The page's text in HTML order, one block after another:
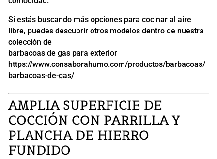
Si estás buscando más opciones para cocinar al aire
libre, puedes descubrir otros modelos dentro de nuestra
colección de
barbacoas de gas para exterior
https://www.consaborahumo.com/productos/barbacoas/
barbacoas-de-gas/
AMPLIA SUPERFICIE DE
COCCIÓN CON PARRILLA Y
PLANCHA DE HIERRO
FUNDIDO